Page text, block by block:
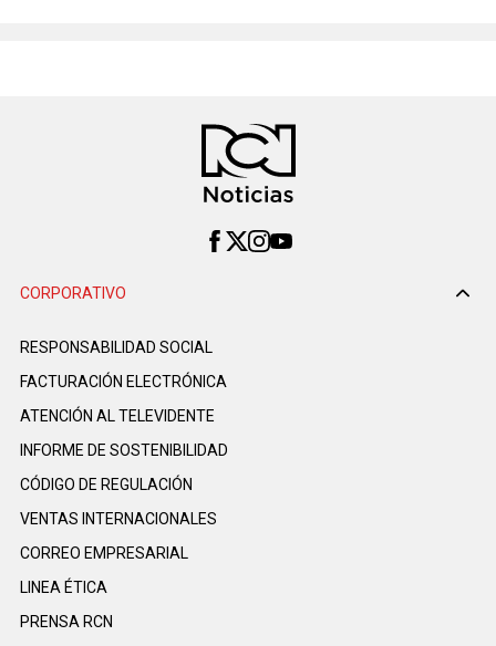
CORPORATIVO
RESPONSABILIDAD SOCIAL
FACTURACIÓN ELECTRÓNICA
ATENCIÓN AL TELEVIDENTE
INFORME DE SOSTENIBILIDAD
CÓDIGO DE REGULACIÓN
VENTAS INTERNACIONALES
CORREO EMPRESARIAL
LINEA ÉTICA
PRENSA RCN